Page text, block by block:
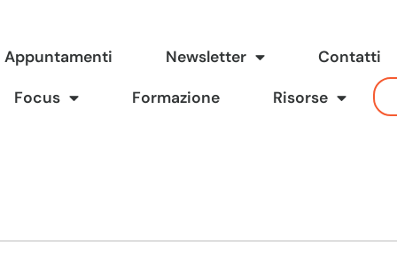
Appuntamenti Newsletter Contatti
Focus Formazione Risorse